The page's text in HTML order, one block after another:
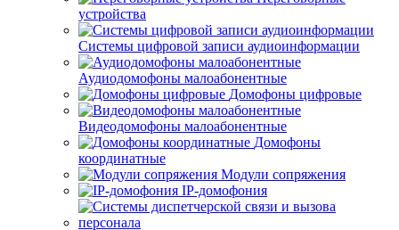
устройства
Системы цифровой записи аудиоинформации
Аудиодомофоны малоабонентные
Домофоны цифровые
Видеодомофоны малоабонентные
Домофоны
координатные
Модули сопряжения
IP-домофония